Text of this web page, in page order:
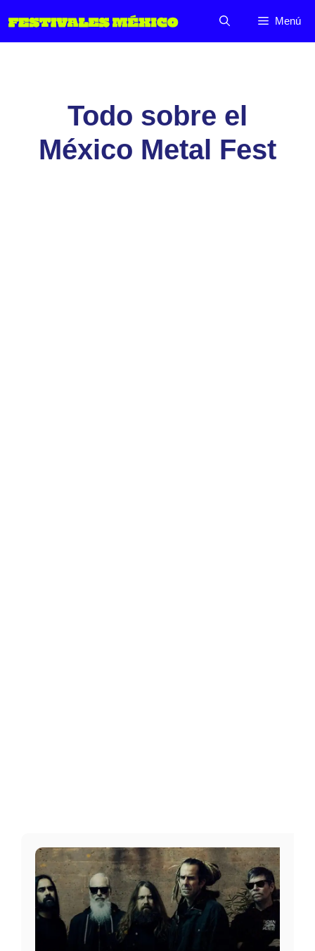
al
Menú
Todo sobre el
México Metal Fest